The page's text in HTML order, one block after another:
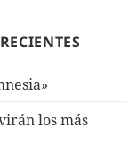
los más